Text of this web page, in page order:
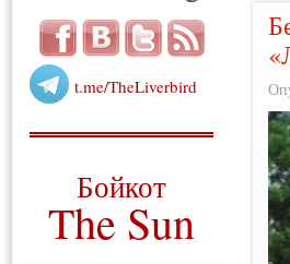
t.me/TheLiverbird
Бойкот
The Sun